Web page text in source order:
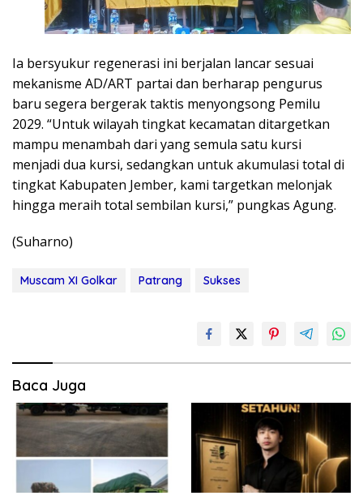
Ia bersyukur regenerasi ini berjalan lancar sesuai
mekanisme AD/ART partai dan berharap pengurus
baru segera bergerak taktis menyongsong Pemilu
2029. “Untuk wilayah tingkat kecamatan ditargetkan
mampu menambah dari yang semula satu kursi
menjadi dua kursi, sedangkan untuk akumulasi total di
tingkat Kabupaten Jember, kami targetkan melonjak
hingga meraih total sembilan kursi,” pungkas Agung.
(Suharno)
Muscam XI Golkar Patrang Sukses
Baca Juga